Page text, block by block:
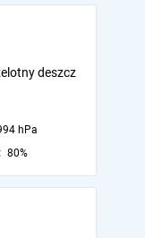
deszcz
hPa
80%